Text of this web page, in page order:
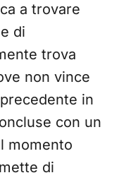
a trovare
di
trova
non vince
in
con un
momento
di